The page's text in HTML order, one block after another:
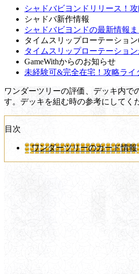
シャドバビヨンドリリース！攻
シャドバ新作情報
シャドバビヨンドの最新情報
タイムスリップローテーション
タイムスリップローテーショ
GameWithからのお知らせ
未経験可&完全在宅！攻略ライ
ワンダーツリーの評価、デッキ内で
す。デッキを組む時の参考にしてく
目次
ワンダーツリーのカード情報